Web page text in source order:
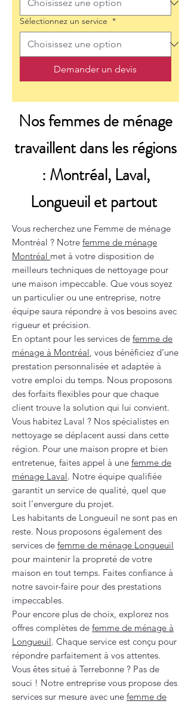
Sélectionnez un service *
Demander un devis
Nos femmes de ménage
travaillent dans les régions
: Montréal, Laval,
Longueuil et partout
Vous recherchez une Femme de ménage
Montréal ? Notre femme de ménage
Montréal met à votre disposition de
meilleurs techniques de nettoyage pour
une maison impeccable. Que vous soyez
un particulier ou une entreprise, notre
équipe saura répondre à vos besoins avec
rigueur et précision.
En optant pour les services de femme de
ménage à Montréal, vous bénéficiez d’une
prestation personnalisée et adaptée à
votre emploi du temps. Nous proposons
des forfaits flexibles pour que chaque
client trouve la solution qui lui convient.
Vous habitez Laval ? Nos spécialistes en
nettoyage se déplacent aussi dans cette
région. Pour une maison propre et bien
entretenue, faites appel à une femme de
ménage Laval. Notre équipe qualifiée
garantit un service de qualité, quel que
soit l’envergure du projet.
Les habitants de Longueuil ne sont pas en
reste. Nous proposons également des
services de femme de ménage Longueuil
pour maintenir la propreté de votre
maison en tout temps. Faites confiance à
notre savoir-faire pour des prestations
impeccables.
Pour encore plus de choix, explorez nos
offres complètes de femme de ménage à
Longueuil. Chaque service est conçu pour
répondre parfaitement à vos attentes.
Vous êtes situé à Terrebonne ? Pas de
souci ! Notre entreprise vous propose des
services sur mesure avec une femme de